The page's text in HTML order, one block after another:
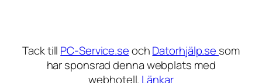
Tack till PC-Service.seochDatorhjälp.se som
har sponsrad denna webplats med
webhotell. Länkar